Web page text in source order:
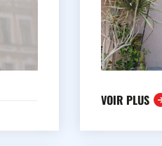
VOIR PLUS